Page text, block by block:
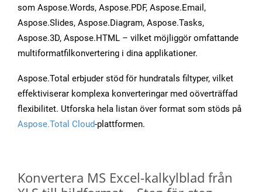
som Aspose.Words, Aspose.PDF, Aspose.Email,
Aspose.Slides, Aspose.Diagram, Aspose.Tasks,
Aspose.3D, Aspose.HTML – vilket möjliggör omfattande
multiformatfilkonvertering i dina applikationer.
Aspose.Total erbjuder stöd för hundratals filtyper, vilket
effektiviserar komplexa konverteringar med oöverträffad
flexibilitet. Utforska hela listan över format som stöds på
Aspose.Total Cloud-plattformen.
Konvertera MS Excel-kalkylblad från